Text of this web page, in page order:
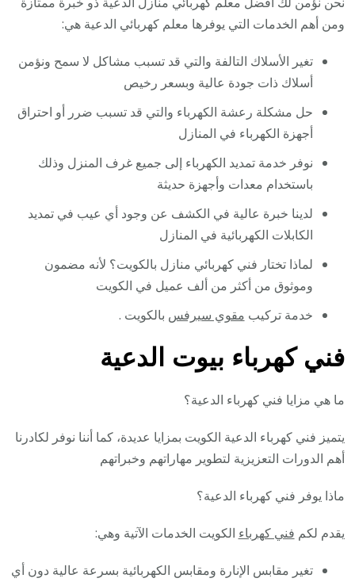
ومن أهم الخدمات التي يوفرها معلم كهربائي الدعية هي:
تغير الأسلاك التالفة والتي قد تسبب مشاكل لا سمح ونؤمن
أسلاك ذات جودة عالية وبسعر رخيص
حل مشكلة رعشة الكهرباء والتي قد تسبب ضرر أو احتراق
أجهزة الكهرباء في المنازل
نوفر خدمة تمديد الكهرباء إلى جميع غرف المنزل وذلك
باستخدام معدات وأجهزة حديثة
لدينا خبرة عالية في الكشف عن وجود أي عيب في تمديد
الكابلات الكهربائية في المنازل
لماذا تختار فني كهربائي منازل بالكويت؟ لأنه مضمون
وموثوق من أكثر من ألف عميل في الكويت
خدمة تركيب مقوي سيرفس بالكويت .
فني كهرباء بيوت الدعية
ما هي مزايا فني كهرباء الدعية؟
يتميز فني كهرباء الدعية الكويت بمزايا عديدة، كما أننا نوفر لكادرنا
أهم الدورات التعزيزية لتطوير مهاراتهم وخبراتهم
ماذا يوفر فني كهرباء الدعية؟
يقدم لكم فني كهرباء الكويت الخدمات الآتية وهي:
تغير مقابس الإنارة ومقابس الكهربائية بسرعة عالية دون أي